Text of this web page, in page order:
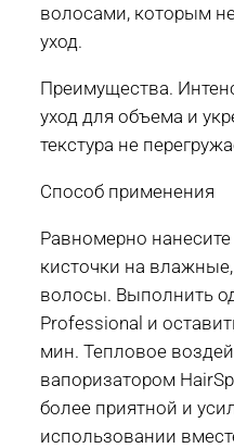
волосами, которым
уход.
Преимущества.
уход для объема и
текстура не
Способ применения
Равномерно
кисточки на
волосы. Выполнить
Professional и
мин. Тепловое
вапоризатором
более приятной и
использовании